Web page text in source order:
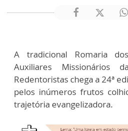
A tradicional Romaria
Auxiliares Missionários
Redentoristas chega a 24ª
pelos inúmeros frutos
trajetória evangelizadora.